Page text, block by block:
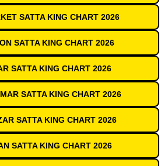
SATTA KING CHART 2026
SATTA KING CHART 2026
SATTA KING CHART 2026
SATTA KING CHART 2026
SATTA KING CHART 2026
SATTA KING CHART 2026